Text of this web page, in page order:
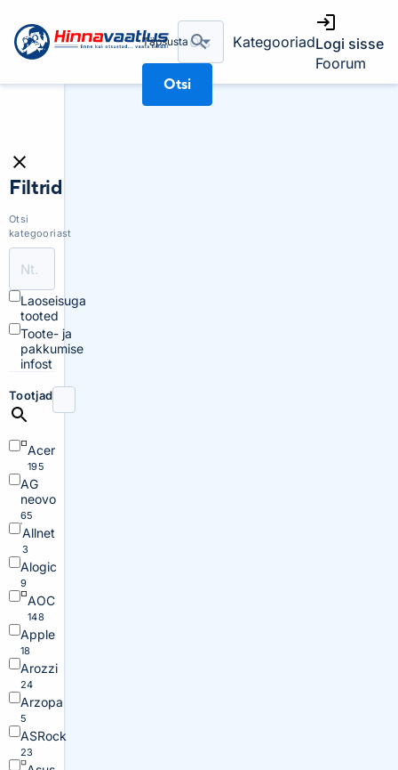
Täpsusta
Otsi
KategooriadLogi sisse
Foorum
Filtrid
Otsi
kategooriast
Laoseisuga
tooted
Toote- ja
pakkumise
infost
Tootjad
Acer
195
AG
neovo
65
Allnet
3
Alogic
9
AOC
148
Apple
18
Arozzi
24
Arzopa
5
ASRock
23